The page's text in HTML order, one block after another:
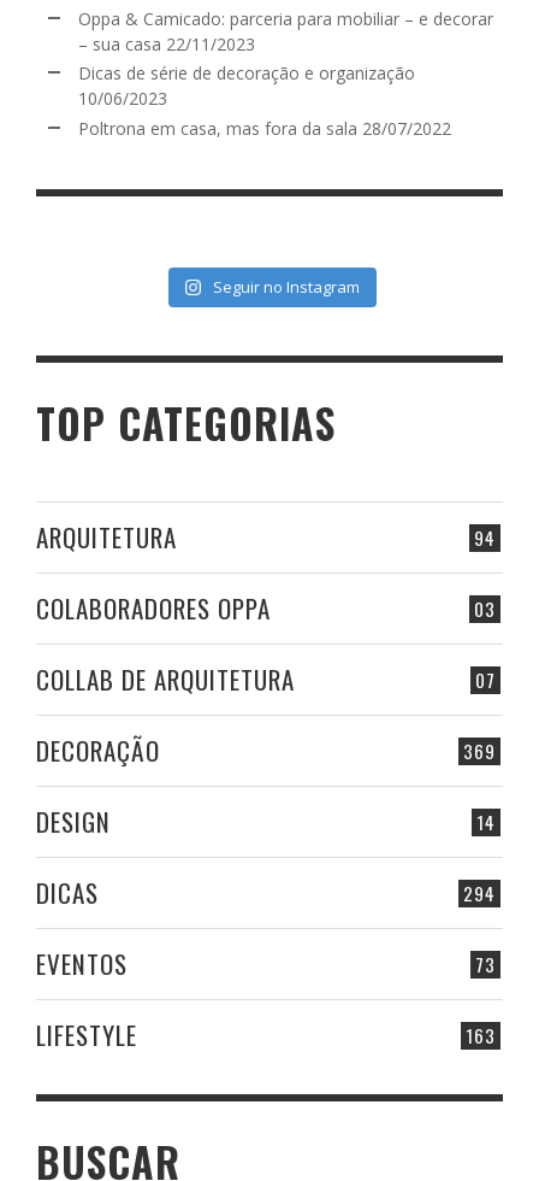
Oppa & Camicado: parceria para mobiliar – e decorar
– sua casa 22/11/2023
Dicas de série de decoração e organização
10/06/2023
Poltrona em casa, mas fora da sala 28/07/2022
Seguir no Instagram
TOP CATEGORIAS
94
ARQUITETURA
03
COLABORADORES OPPA
07
COLLAB DE ARQUITETURA
369
DECORAÇÃO
14
DESIGN
294
DICAS
73
EVENTOS
163
LIFESTYLE
BUSCAR